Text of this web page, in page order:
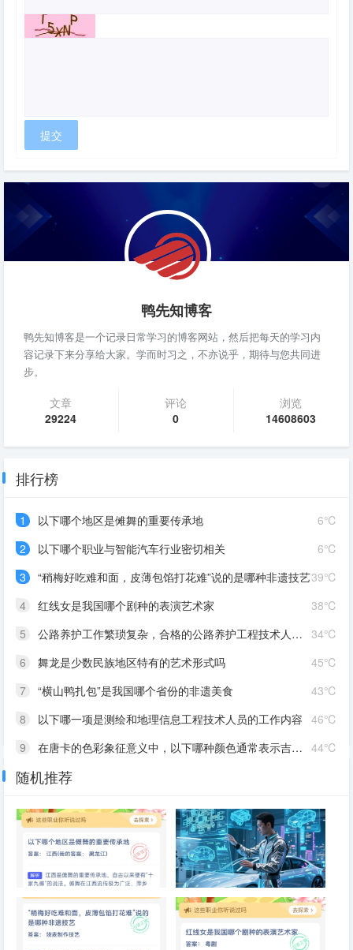
鸭先知博客
鸭先知博客是一个记录日常学习的博客网站，然后把每天的学习内
容记录下来分享给大家。学而时习之，不亦说乎，期待与您共同进
步。
文章
29224
评论
0
浏览
14608603
排行榜
6℃
1
以下哪个地区是傩舞的重要传承地
6℃
2
以下哪个职业与智能汽车行业密切相关
39℃
3
“稍梅好吃难和面，皮薄包馅打花难”说的是哪种非遗技艺
38℃
4
红线女是我国哪个剧种的表演艺术家
34℃
5
公路养护工作繁琐复杂，合格的公路养护工程技术人员应该是
45℃
6
舞龙是少数民族地区特有的艺术形式吗
43℃
7
“横山鸭扎包”是我国哪个省份的非遗美食
46℃
8
以下哪一项是测绘和地理信息工程技术人员的工作内容
44℃
9
在唐卡的色彩象征意义中，以下哪种颜色通常表示吉祥、纯洁
10 专门评估老年人身体与自理能力，以便提供精准养老服务的职业是
随机推荐
以下哪个地区是傩舞的重要传承
地
以下哪个职业与智能汽车行业密
切相关